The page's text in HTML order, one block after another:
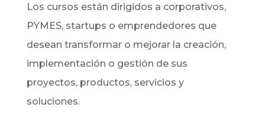
Los cursos están dirigidos a corporativos,
PYMES, startups o emprendedores que
desean transformar o mejorar la creación,
implementación o gestión de sus
proyectos, productos, servicios y
soluciones.